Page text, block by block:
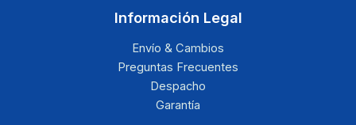
Información Legal
Envío & Cambios
Preguntas Frecuentes
Despacho
Garantía